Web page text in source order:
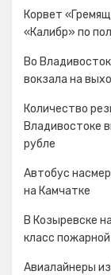
Корвет
«Калибр» по
Во
вокзала на
Количество
Владивостоке
рубле
Автобус
на Камчатке
В Козыревске
класс
Авиалайнеры